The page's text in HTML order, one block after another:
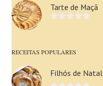
Tarte de Maçã
RECEITAS POPULARES
Filhós de Natal